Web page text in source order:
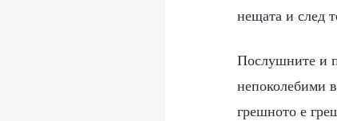
нещата и след
Послушните и
непоколебими
грешното е